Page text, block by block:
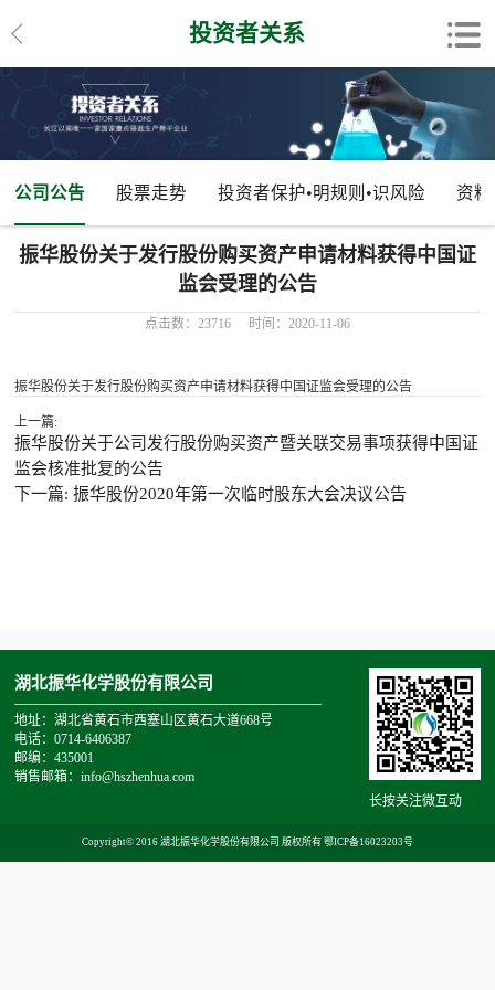
投资者关系
公司公告 股票走势 投资者保护•明规则•识风险 资
振华股份关于发行股份购买资产申请材料获得中国证
监会受理的公告
点击数：23716 时间：2020-11-06
振华股份关于发行股份购买资产申请材料获得中国证监会受理的公告
上一篇:
振华股份关于公司发行股份购买资产暨关联交易事项获得中国证
监会核准批复的公告
下一篇: 振华股份2020年第一次临时股东大会决议公告
湖北振华化学股份有限公司
地址：湖北省黄石市西塞山区黄石大道668号
电话：0714-6406387
邮编：435001
销售邮箱：info@hszhenhua.com
长按关注微互动
Copyright© 2016 湖北振华化学股份有限公司 版权所有 鄂ICP备16023203号